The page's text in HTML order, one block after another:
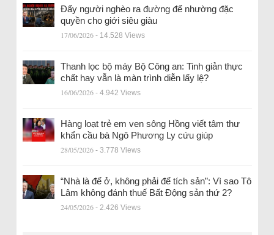
Đẩy người nghèo ra đường để nhường đặc
quyền cho giới siêu giàu
17/06/2026 - 14.528 Views
Thanh lọc bộ máy Bộ Công an: Tinh giản thực
chất hay vẫn là màn trình diễn lấy lệ?
16/06/2026 - 4.942 Views
Hàng loạt trẻ em ven sông Hồng viết tâm thư
khẩn cầu bà Ngô Phương Ly cứu giúp
28/05/2026 - 3.778 Views
“Nhà là để ở, không phải để tích sản”: Vì sao Tô
Lâm không đánh thuế Bất Động sản thứ 2?
24/05/2026 - 2.426 Views